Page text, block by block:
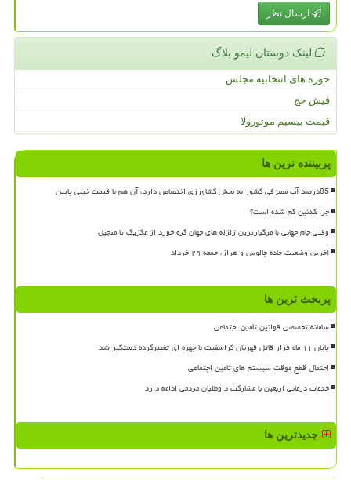
ارسال نظر
لینک دوستان لیمو بلاگ
حوزه های انتخابیه مجلس
فیش حج
قیمت بیسیم موتورولا
پربیننده ترین ها
85درصد آب مصرفی کشور به بخش کشاورزی اختصاص دارد، آن هم با قیمت خیلی پایین
چرا کدئین کم شده است؟
وقتی جام جهانی با مرگبارترین زلزله های جهان گره خورد از مکزیک تا منجیل
آخرین وضعیت جاده چالوس و هراز، جمعه ۲۹ خرداد
پربحث ترین ها
سامانه تخصصی قوانین تأمین اجتماعی
پایان ۱۱ ماه فرار قاتل قهرمان کراسفیت با چهره ای تغییرکرده دستگیر شد
احتمال قطع موقت سیستم های تامین اجتماعی
خدمات درمانی اربعین با مشارکت داوطلبان مردمی ادامه دارد
جدیدترین ها